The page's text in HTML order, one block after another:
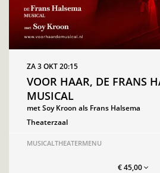
VOOR HAAR, DE FRANS
MUSICAL
met Soy Kroon als Frans Halsema
ZA 3 OKT20:15
Theaterzaal
MUSICAL THEATERMENU
€ 45,00